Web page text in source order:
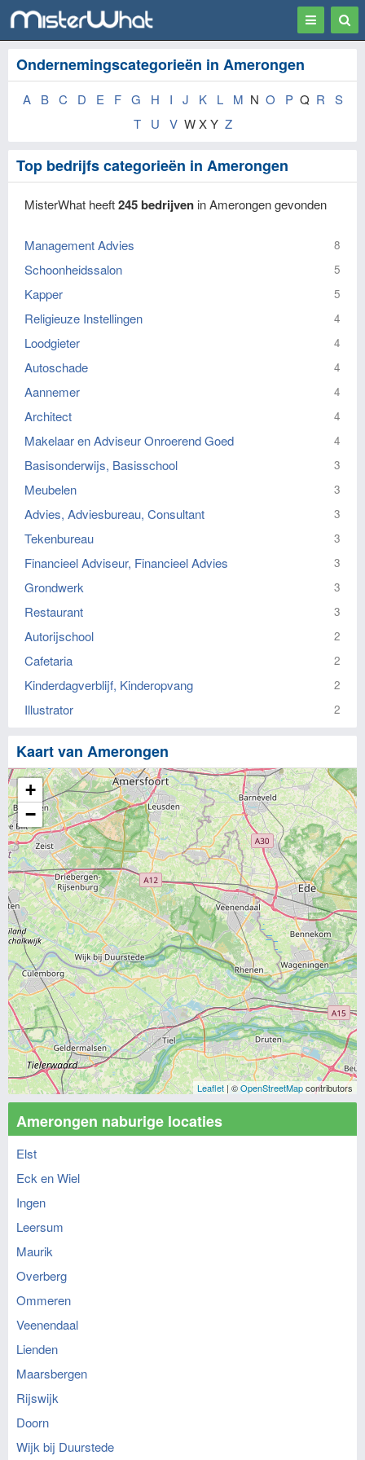
Toggle
Ondernemingscategorieën in Amerongen
A B C D E F G H I J K L M N O P Q R
S
T
U V W X Y Z
Top bedrijfs categorieën in Amerongen
MisterWhat heeft245 bedrijven in Amerongen gevonden
Management Advies 8
Schoonheidssalon 5
Kapper 5
Religieuze Instellingen 4
Loodgieter 4
Autoschade 4
Aannemer 4
Architect 4
Makelaar en Adviseur Onroerend Goed 4
Basisonderwijs, Basisschool 3
Meubelen 3
Advies, Adviesbureau, Consultant 3
Tekenbureau 3
Financieel Adviseur, Financieel Advies 3
Grondwerk 3
Restaurant 3
Autorijschool 2
Cafetaria 2
Kinderdagverblijf, Kinderopvang 2
Illustrator 2
Kaart van Amerongen
+
−
Leaflet | ©OpenStreetMapcontributors
Amerongen naburige locaties
Elst
Eck en Wiel
Ingen
Leersum
Maurik
Overberg
Ommeren
Veenendaal
Lienden
Maarsbergen
Rijswijk
Doorn
Wijk bij Duurstede